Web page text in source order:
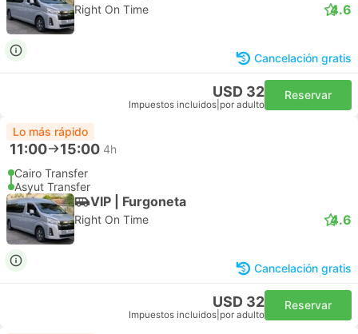
Right On Time 4.6
Cancelación gratis
USD 32
Impuestos incluidos por adulto
Reservar
Lo más rápido
11:00 15:00 4h
Cairo Transfer
Asyut Transfer
VIP | Furgoneta
Right On Time 4.6
Cancelación gratis
USD 32
Impuestos incluidos por adulto
Reservar